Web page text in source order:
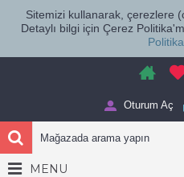
Sitemizi kullanarak, çerezlere
Detaylı bilgi için Çerez
Oturum Aç
MENU